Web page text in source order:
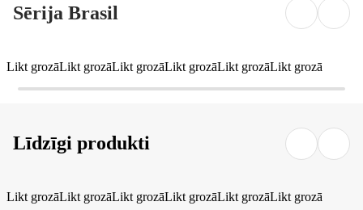
Sērija Brasil
Likt grozāLikt grozāLikt grozāLikt grozāLikt grozāLikt grozā
Līdzīgi produkti
Likt grozāLikt grozāLikt grozāLikt grozāLikt grozāLikt grozā